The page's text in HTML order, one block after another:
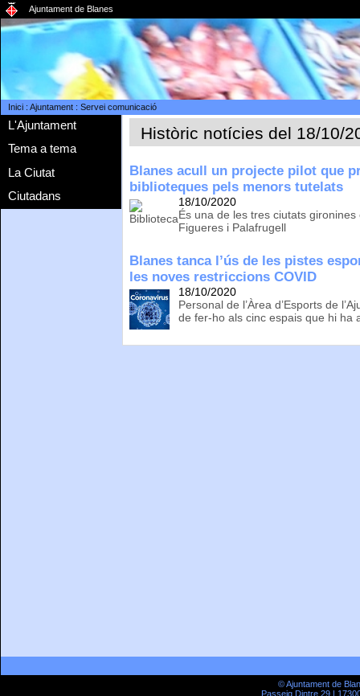
Ajuntament de Blanes
Inici: Ajuntament: Servei comunicació
L'Ajuntament
Tema a tema
La Ciutat
Ciutadans
Històric notícies del 18/10/
Blanes acull un projecte pilot que
biblioteques pels menors tutelats
18/10/2020
És una de les tres ciutats
Figueres i Palafrugell
Blanes tanca l’ús de les pistes
les noves restriccions COVID
18/10/2020
Personal de l’Àrea d’Esports de
de fer-ho als cinc espais que hi ha
© Ajuntament de
Passeig Dintre 29 |